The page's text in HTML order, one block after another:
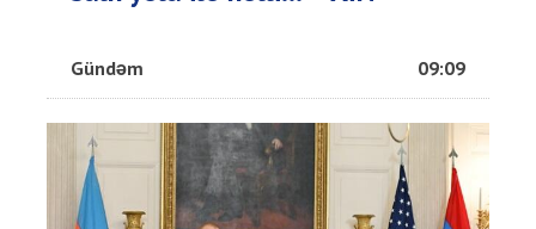
Gündəm 09:09